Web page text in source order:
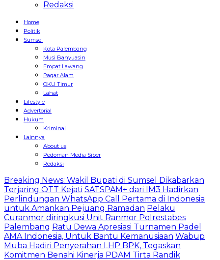
Redaksi
Home
Politik
Sumsel
Kota Palembang
Musi Banyuasin
Empat Lawang
Pagar Alam
OKU Timur
Lahat
Lifestyle
Advertorial
Hukum
Kriminal
Lainnya
About us
Pedoman Media Siber
Redaksi
Breaking News: Wakil Bupati di Sumsel Dikabarkan
Terjaring OTT Kejati SATSPAM+ dari IM3 Hadirkan
Perlindungan WhatsApp Call Pertama di Indonesia
untuk Amankan Pejuang Ramadan Pelaku
Curanmor diringkusi Unit Ranmor Polrestabes
Palembang Ratu Dewa Apresiasi Turnamen Padel
AMA Indonesia, Untuk Bantu Kemanusiaan Wabup
Muba Hadiri Penyerahan LHP BPK, Tegaskan
Komitmen Benahi Kinerja PDAM Tirta Randik